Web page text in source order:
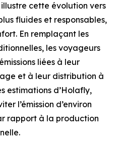
cette évolution vers
fluides et responsables,
En remplaçant les
les voyageurs
liées à leur
et à leur distribution à
estimations d’Holafly,
l’émission d’environ
rapport à la production